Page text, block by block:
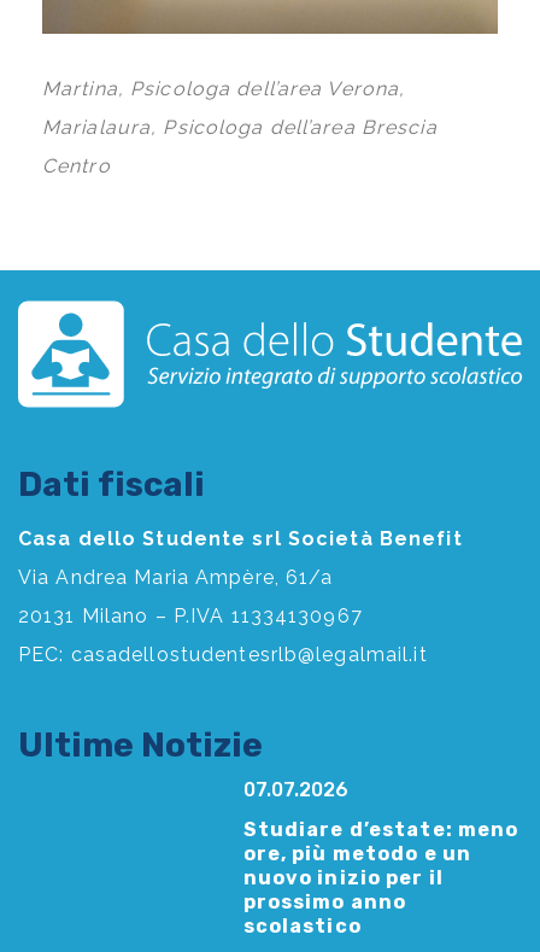
Martina, Psicologa dell’area Verona,
Marialaura, Psicologa dell’area Brescia
Centro
Dati fiscali
Casa dello Studente srl Società Benefit
Via Andrea Maria Ampère, 61/a
20131 Milano – P.IVA 11334130967
PEC: casadellostudentesrlb@legalmail.it
Ultime Notizie
07.07.2026
Studiare d’estate: meno
ore, più metodo e un
nuovo inizio per il
prossimo anno
scolastico